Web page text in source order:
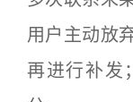
用户主动放
再进行补发